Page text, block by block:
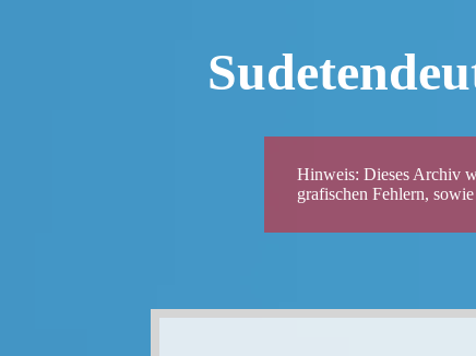
Hinweis: Dieses Archiv
grafischen Fehlern,